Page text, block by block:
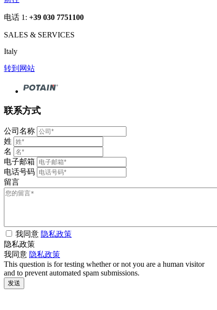
电话 1: +39 030 7751100
SALES & SERVICES
Italy
转到网站
联系方式
公司名称
姓
名
电子邮箱
电话号码
留言
我同意 隐私政策
隐私政策
我同意 隐私政策
This question is for testing whether or not you are a human visitor
and to prevent automated spam submissions.